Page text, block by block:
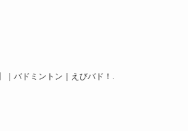
｜バドミントン｜えびバド！.